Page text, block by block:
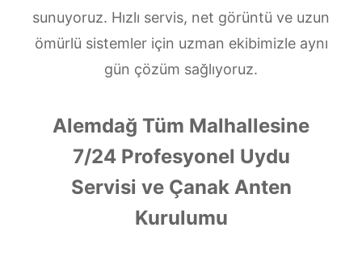
sunuyoruz. Hızlı servis, net görüntü ve uzun
ömürlü sistemler için uzman ekibimizle aynı
gün çözüm sağlıyoruz.
Alemdağ Tüm Malhallesine
7/24 Profesyonel Uydu
Servisi ve Çanak Anten
Kurulumu